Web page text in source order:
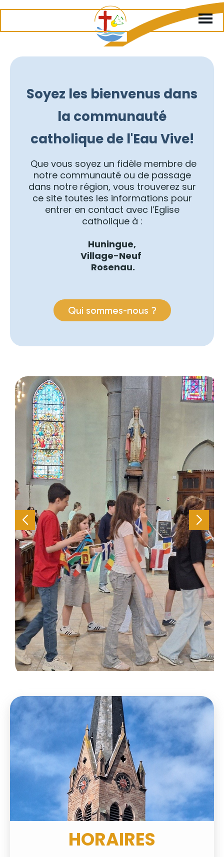
Soyez les bienvenus dans
la communauté
catholique de l'Eau Vive!
Que vous soyez un fidèle membre de
notre communauté ou de passage
dans notre région, vous trouverez sur
ce site toutes les informations pour
entrer en contact avec l’Eglise
catholique à :
Huningue,
Village-Neuf
Rosenau.
Qui sommes-nous ?
HORAIRES